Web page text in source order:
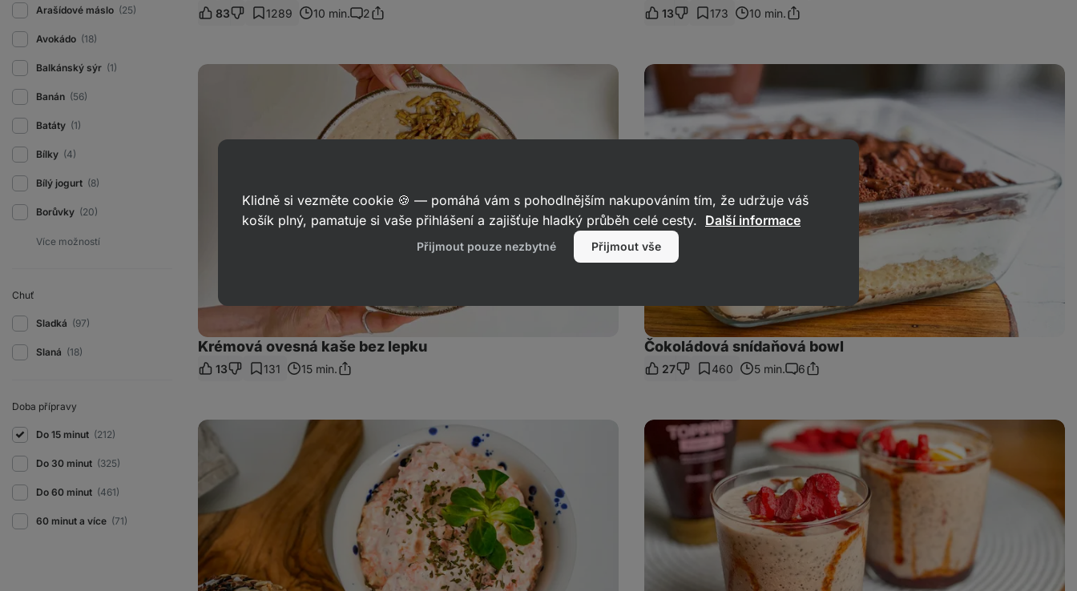
Arašídové máslo (25)
Avokádo (18)
Balkánský sýr (1)
Banán (56)
Batáty (1)
Bílky (4)
Bílý jogurt (8)
Borůvky (20)
Chuť
Sladká (97)
Slaná (18)
Doba přípravy
Do 15 minut (212)
Do 30 minut (325)
Do 60 minut (461)
60 minut a více (71)
83 1289 10 min.
Komentáře
2Sdílet
13 173 10 min.Sdílet
Krémová
Krémová ovesná kaše bez lepku
13 131 15 min.Sdílet
Čokoládová
Čokoládová snídaňová bowl
27 460 5 min.
Komentáře
6Sdílet
Celerová
Jahodová
proteinová
bowl
Klidně si vezměte cookie 🍪 — pomáhá vám s pohodlnějším nakupováním tím, že udržuje váš
košík plný, pamatuje si vaše přihlášení a zajišťuje hladký průběh celé cesty. Další informace
Přijmout pouze nezbytné Přijmout vše